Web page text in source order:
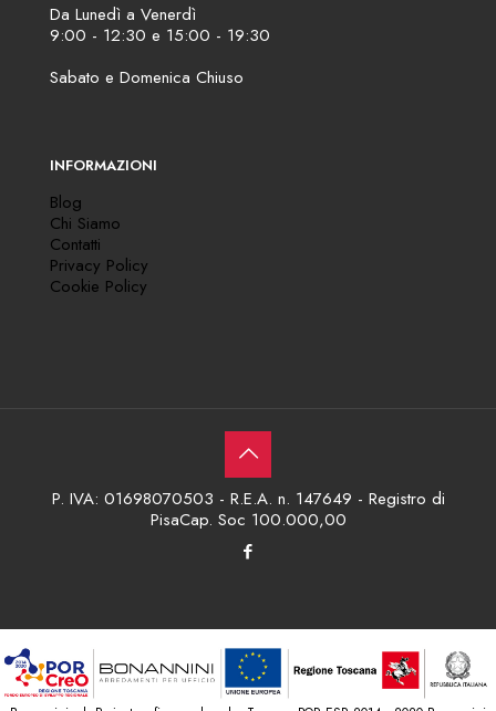
Da Lunedì a Venerdì
9:00 - 12:30 e 15:00 - 19:30
Sabato e Domenica Chiuso
INFORMAZIONI
Blog
Chi Siamo
Contatti
Privacy Policy
Cookie Policy
P. IVA: 01698070503 - R.E.A. n. 147649 - Registro di
PisaCap. Soc 100.000,00